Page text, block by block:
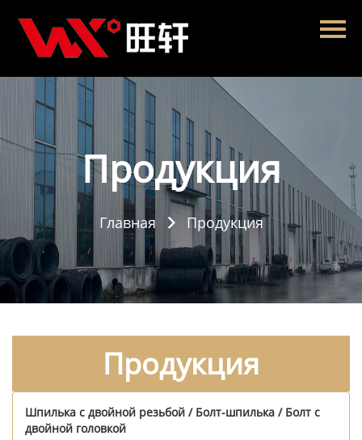
Главная
Продукция
Новости
О нас
Контакты Продукция
Главная  Продукция
Продукция
Шпилька с двойной резьбой / Болт-шпилька / Болт с
двойной головкой